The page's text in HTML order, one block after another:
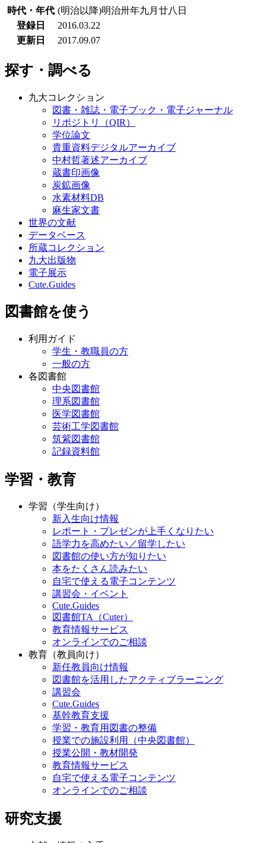
時代・年代 (明治以降)明治卅年九月廿八日
登録日
2016.03.22
更新日
2017.09.07
探す・調べる
九大コレクション
図書・雑誌・電子ブック・電子ジャーナル
リポジトリ（QIR）
学位論文
貴重資料デジタルアーカイブ
中村哲著述アーカイブ
蔵書印画像
炭鉱画像
水素材料DB
麻生家文書
世界の文献
データベース
所蔵コレクション
九大出版物
電子展示
Cute.Guides
図書館を使う
利用ガイド
学生・教職員の方
一般の方
各図書館
中央図書館
理系図書館
医学図書館
芸術工学図書館
筑紫図書館
記録資料館
学習・教育
学習（学生向け）
新入生向け情報
レポート・プレゼンが上手くなりたい
語学力を高めたい／留学したい
図書館の使い方が知りたい
本をたくさん読みたい
自宅で使える電子コンテンツ
講習会・イベント
Cute.Guides
図書館TA（Cuter）
教育情報サービス
オンラインでのご相談
教育（教員向け）
新任教員向け情報
図書館を活用したアクティブラーニング
講習会
Cute.Guides
基幹教育支援
学習・教育用図書の整備
授業での施設利用（中央図書館）
授業公開・教材開発
教育情報サービス
自宅で使える電子コンテンツ
オンラインでのご相談
研究支援